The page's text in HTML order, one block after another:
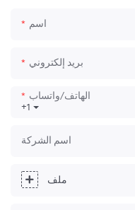
اسم
بريد إلكتروني
+1
الهاتف/واتساب
اسم الشركة
ملف